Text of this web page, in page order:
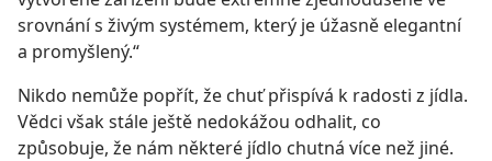
srovnání s živým systémem, který je úžasně elegantní
a promyšlený.“
Nikdo nemůže popřít, že chuť přispívá k radosti z jídla.
Vědci však stále ještě nedokážou odhalit, co
způsobuje, že nám některé jídlo chutná více než jiné.